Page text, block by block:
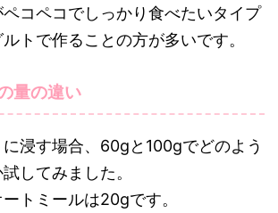
コペコでしっかり食べたいタイプ
トで作ることの方が多いです。
量の違い
浸す場合、60gと100gでどのよう
してみました。
トミールは20gです。